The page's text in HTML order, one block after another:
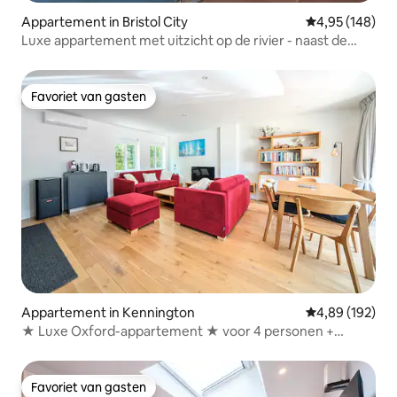
Appartement in Bristol City Gemiddelde
4,95 (148)
Luxe appartement met uitzicht op de rivier - naast de
Favoriet van gasten
Favoriet van gasten
Appartement in Kennington Gemiddelde
4,89 (192)
★ Luxe Oxford-appartement ★ voor 4 personen +
Favoriet van gasten